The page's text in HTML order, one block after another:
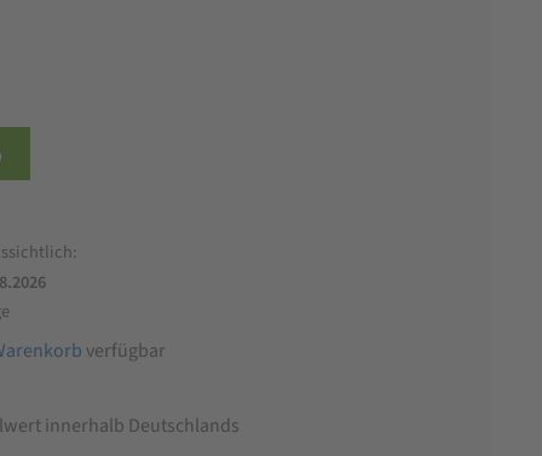
verfügbar
innerhalb Deutschlands